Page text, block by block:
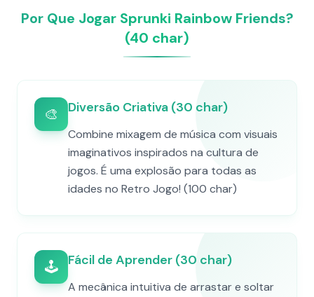
Por Que Jogar Sprunki Rainbow Friends?
(40 char)
🎨 Diversão Criativa (30 char)
Combine mixagem de música com visuais
imaginativos inspirados na cultura de
jogos. É uma explosão para todas as
idades no Retro Jogo! (100 char)
🕹️ Fácil de Aprender (30 char)
A mecânica intuitiva de arrastar e soltar